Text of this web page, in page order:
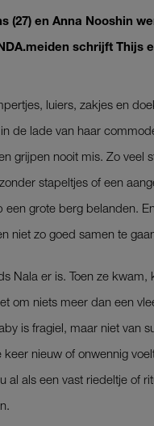
(27) en Anna Nooshin
schrijft Thijs
luiers, zakjes en
de lade van haar
grijpen nooit mis. Zo veel
stapeltjes of een
een grote berg belanden.
niet zo goed samen te
Nala er is. Toen ze
om niets meer dan een
is fragiel, maar niet van
keer nieuw of onwennig
al als een vast riedeltje of